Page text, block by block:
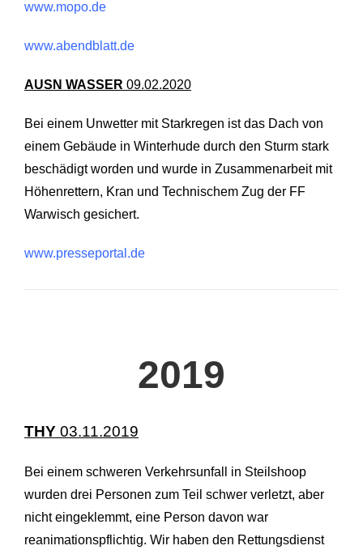
www.mopo.de
www.abendblatt.de
AUSN WASSER 09.02.2020
Bei einem Unwetter mit Starkregen ist das Dach von
einem Gebäude in Winterhude durch den Sturm stark
beschädigt worden und wurde in Zusammenarbeit mit
Höhenrettern, Kran und Technischem Zug der FF
Warwisch gesichert.
www.presseportal.de
2019
THY 03.11.2019
Bei einem schweren Verkehrsunfall in Steilshoop
wurden drei Personen zum Teil schwer verletzt, aber
nicht eingeklemmt, eine Person davon war
reanimationspflichtig. Wir haben den Rettungsdienst